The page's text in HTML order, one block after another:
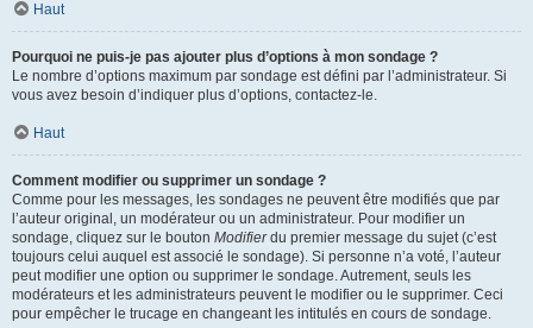
Haut
Pourquoi ne puis-je pas ajouter plus d’options à mon sondage ?
Le nombre d’options maximum par sondage est défini par l’administrateur. Si
vous avez besoin d’indiquer plus d’options, contactez-le.
Haut
Comment modifier ou supprimer un sondage ?
Comme pour les messages, les sondages ne peuvent être modifiés que par
l’auteur original, un modérateur ou un administrateur. Pour modifier un
sondage, cliquez sur le bouton Modifierdu premier message du sujet (c’est
toujours celui auquel est associé le sondage). Si personne n’a voté, l’auteur
peut modifier une option ou supprimer le sondage. Autrement, seuls les
modérateurs et les administrateurs peuvent le modifier ou le supprimer. Ceci
pour empêcher le trucage en changeant les intitulés en cours de sondage.